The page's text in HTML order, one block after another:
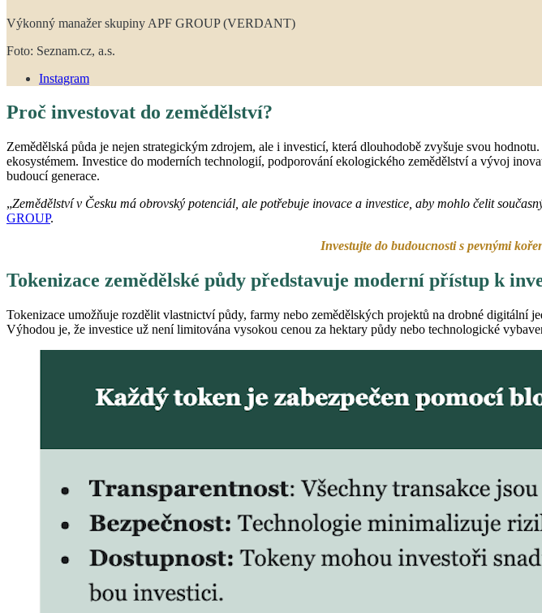
Výkonný manažer skupiny APF GROUP (VERDANT)
Foto: Seznam.cz, a.s.
Instagram
Proč investovat do zemědělství?
Zemědělská půda je nejen strategickým zdrojem, ale i investicí, která dlouhodobě zvyšuje svou hodnotu.
ekosystémem. Investice do moderních technologií, podporování ekologického zemědělství a vývoj
budoucí generace.
„Zemědělství v Česku má obrovský potenciál, ale potřebuje inovace a investice, aby mohlo čelit
GROUP.
Investujte do budoucnosti s pevnými
Tokenizace zemědělské půdy představuje moderní přístup k
Tokenizace umožňuje rozdělit vlastnictví půdy, farmy nebo zemědělských projektů na drobné
Výhodou je, že investice už není limitována vysokou cenou za hektary půdy nebo technologické